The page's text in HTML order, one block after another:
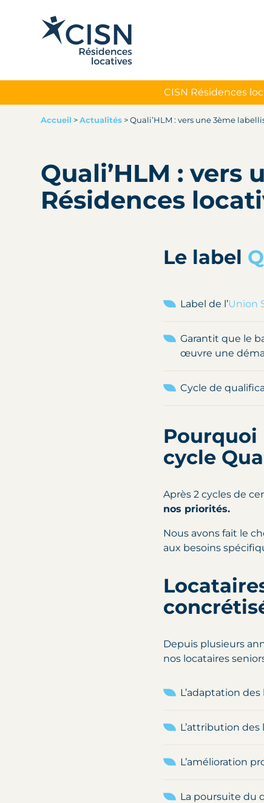
CISN Résidences
Accueil >Actualités >Quali’HLM : vers une 3ème
Quali’HLM : vers
Résidences
Le label
Label de l’Union
Garantit que le
œuvre une
Cycle de
Pourquoi
cycle
Après 2 cycles de
nos priorités.
Nous avons fait le
aux besoins
Depuis plusieurs
nos locataires
L’adaptation
L’attribution
L’amélioration
La poursuite du